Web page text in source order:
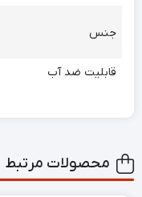
جنس
قابلیت ضد آب
محصولات مرتبط